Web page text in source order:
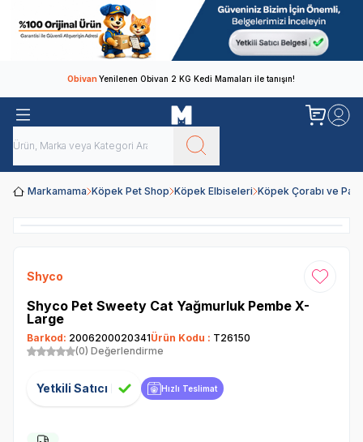
ObivanYenilenen Obivan 2 KG Kedi Mamaları ile tanışın!
Markamama Köpek Pet Shop Köpek Elbiseleri Köpek Çorabı ve
Shyco Favoriye
Shyco Pet Sweety Cat Yağmurluk Pembe X-
Large
Barkod: 2006200020341Ürün Kodu : T26150
(0) Değerlendirme
Yetkili Satıcı Hızlı Teslimat